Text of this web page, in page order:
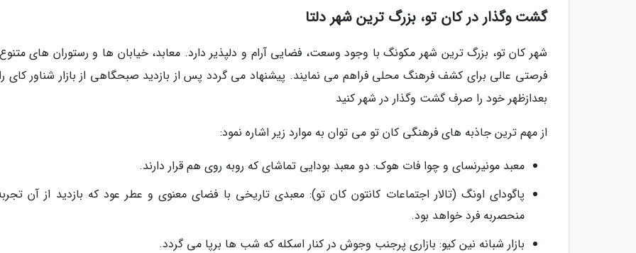
گشت وگذار در کان تو، بزرگ ترین شهر دلتا
شهر کان تو، بزرگ ترین شهر مکونگ با وجود وسعت، فضایی آرام و دلپذیر دارد. معابد، خیابان ها و رستوران های
فرصتی عالی برای کشف فرهنگ محلی فراهم می نمایند. پیشنهاد می گردد پس از بازدید صبحگاهی از بازار شناور کای
بعدازظهر خود را صرف گشت وگذار در شهر کنید
از مهم ترین جاذبه های فرهنگی کان تو می توان به موارد زیر اشاره نمود:
معبد مونیرنسای و چوا فات هوک: دو معبد بودایی تماشای که روبه روی هم قرار دارند.
پاگودای اونگ (تالار اجتماعات کانتون کان تو): معبدی تاریخی با فضای معنوی و عطر عود که بازدید از آن
منحصربه فرد خواهد بود.
بازار شبانه نین کیو: بازاری پرجنب وجوش در کنار اسکله که شب ها برپا می گردد.